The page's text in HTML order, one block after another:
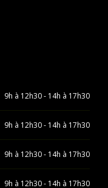
9h à 12h30 - 14h à 17h30
9h à 12h30 - 14h à 17h30
9h à 12h30 - 14h à 17h30
9h à 12h30 - 14h à 17h30